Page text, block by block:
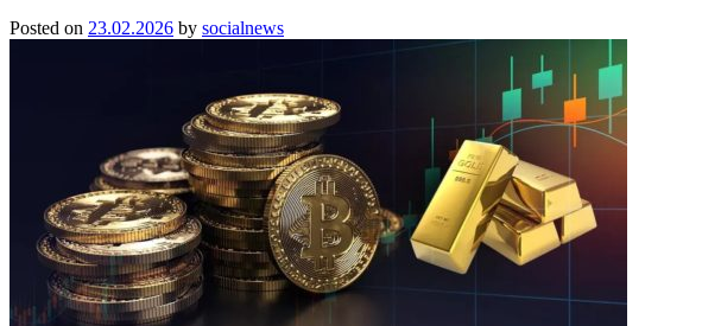
Posted on 23.02.2026 by socialnews